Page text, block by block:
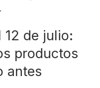
12 de julio:
productos
antes